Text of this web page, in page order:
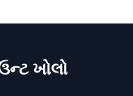
ખોલો